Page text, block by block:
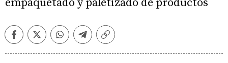
empaquetado y paletizado de productos
FacebookTwitterWhatsappTelegramCopiar